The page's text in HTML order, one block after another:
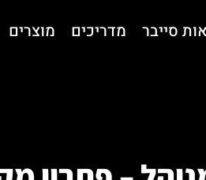
סייבר מדריכים מוצרים